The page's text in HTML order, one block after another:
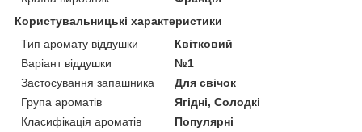
Користувальницькі характеристики
Тип аромату віддушки
Квітковий
Варіант віддушки
№1
Застосування запашника
Для свічок
Група ароматів
Ягідні, Солодкі
Класифікація ароматів
Популярні